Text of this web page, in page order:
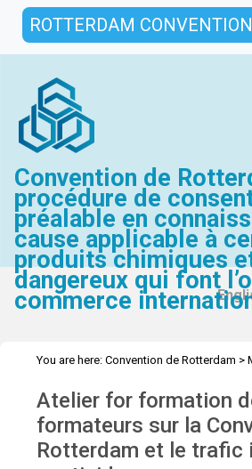
ROTTERDAM CONVENTION
Convention de
procédure de
préalable en
cause applicable à
produits chimiques
dangereux qui font
commerce
You are here: Convention de Rotterdam >
Workshop - Ukraine Oct 2017
Atelier for formation
formateurs sur la
Rotterdam et le trafic